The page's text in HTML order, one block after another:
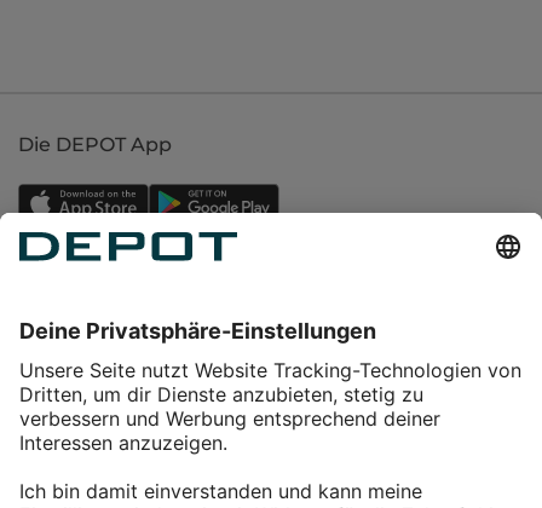
Die DEPOT App
Service
Über DEPOT